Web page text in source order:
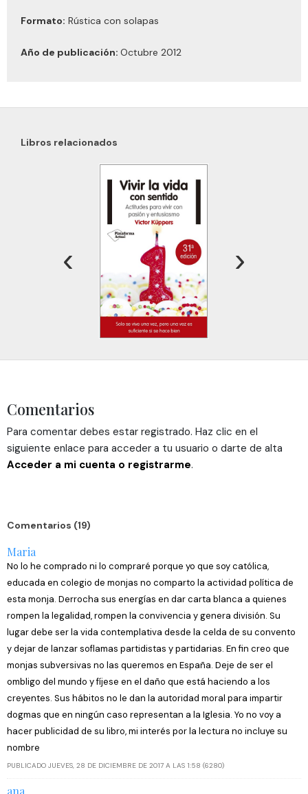
Formato: Rústica con solapas
Año de publicación: Octubre 2012
Libros relacionados
‹ ›
Comentarios
Para comentar debes estar registrado. Haz clic en el
siguiente enlace para acceder a tu usuario o darte de alta
Acceder a mi cuenta o registrarme.
Comentarios (19)
Maria
No lo he comprado ni lo compraré porque yo que soy católica,
educada en colegio de monjas no comparto la actividad política de
esta monja. Derrocha sus energías en dar carta blanca a quienes
rompen la legalidad, rompen la convivencia y genera división. Su
lugar debe ser la vida contemplativa desde la celda de su convento
y dejar de lanzar soflamas partidistas y partidarias. En fin creo que
monjas subversivas no las queremos en España. Deje de ser el
ombligo del mundo y fíjese en el daño que está haciendo a los
creyentes. Sus hábitos no le dan la autoridad moral para impartir
dogmas que en ningún caso representan a la Iglesia. Yo no voy a
hacer publicidad de su libro, mi interés por la lectura no incluye su
nombre
PUBLICADO JUEVES, 28 DE DICIEMBRE DE 2017 A LAS 1:58 (6280)
ana